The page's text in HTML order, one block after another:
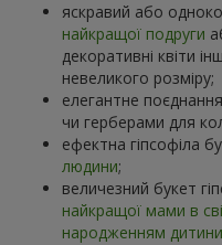
яскравий або
найкращої подруги
декоративні квіти
невеликого розміру;
елегантне
чи герберами для
ефектна гіпсофіла
людини;
величезний букет
найкращої мами в
народженням дитини